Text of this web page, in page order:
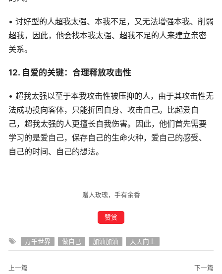
• 讨好型的人超我太强、本我不足，又无法增强本我、削弱
超我，因此，他会找本我太强、超我不足的人来建立亲密
关系。
12. 自爱的关键：合理释放攻击性
• 超我太强以至于本我攻击性被压抑的人，由于其攻击性无
法成功投向客体，只能折回自身、攻击自己。比起爱自
己，超我太强的人更擅长自我伤害。因此，他们首先需要
学习的是爱自己，保存自己的生命火种，爱自己的感受、
自己的时间、自己的想法。
赠人玫瑰，手有余香
赞赏
万千世界 做自己 加油加油 天天向上
上一篇 下一篇